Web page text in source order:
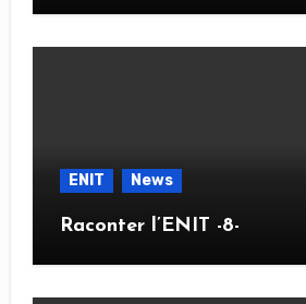
ENIT News
Raconter l’ENIT -8-